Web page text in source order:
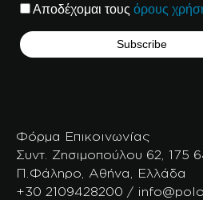
Αποδέχομαι τους όρους
Φόρμα Επικοινωνίας
Συντ. Ζησιμοπούλου 62, 175
Π.Φάληρο, Αθήνα, Ελλάδα
+30 2109428200 /